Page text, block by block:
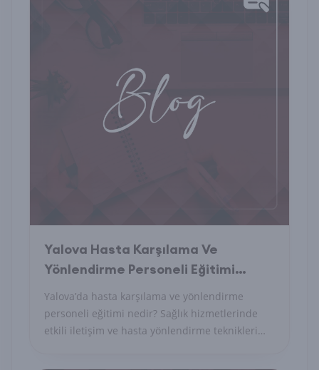
Yalova Hasta Karşılama Ve
Yönlendirme Personeli Eğitimi
Nedir?
Yalova’da hasta karşılama ve yönlendirme
personeli eğitimi nedir? Sağlık hizmetlerinde
etkili iletişim ve hasta yönlendirme teknikleri